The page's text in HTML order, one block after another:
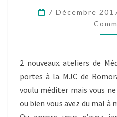
7 Décembre
2 nouveaux ateliers de
portes à la MJC de
voulu méditer mais vous
ou bien vous avez du mal à